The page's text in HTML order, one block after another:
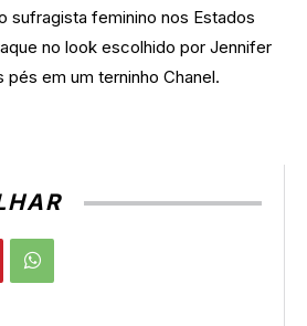
sufragista feminino nos Estados
no look escolhido por Jennifer
em um terninho Chanel.